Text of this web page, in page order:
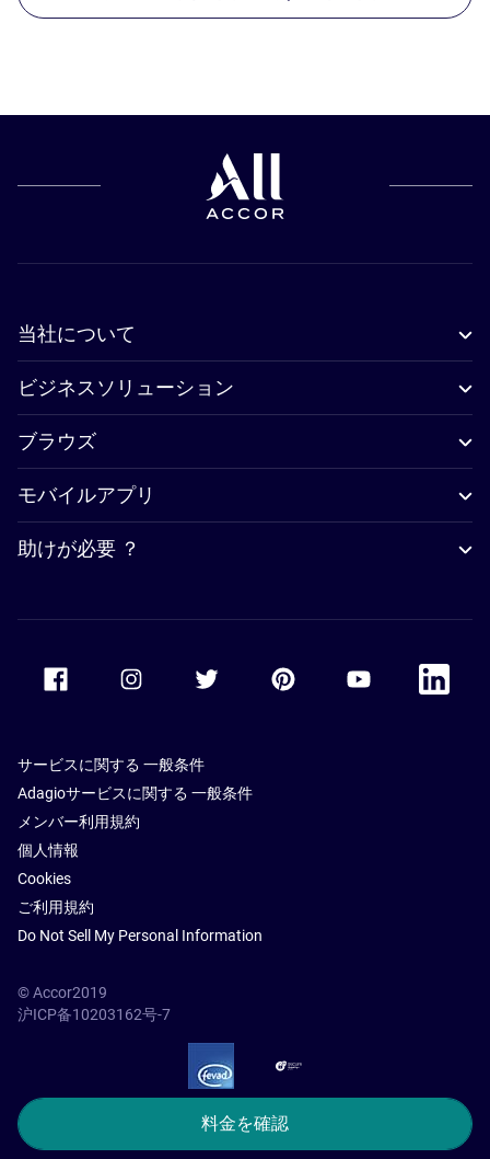
料金を確認
当社について
ビジネスソリューション
ブラウズ
モバイルアプリ
助けが必要 ？
Accor Facebook Accor TwitterAccor PinterestAccor Youtube
Accor
サービスに関する 一般条件
Adagioサービスに関する 一般条件
メンバー利用規約
個人情報
Cookies
ご利用規約
Do Not Sell My Personal Information
© Accor2019
沪ICP备10203162号-7